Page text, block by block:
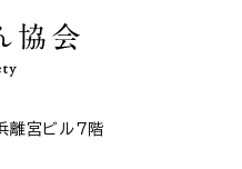
離宮ビル7階